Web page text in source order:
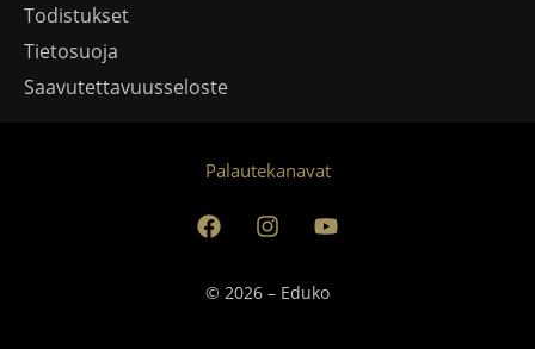
Todistukset
Tietosuoja
Saavutettavuusseloste
© 2026 – Eduko
Palautekanavat